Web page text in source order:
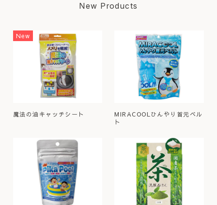
New Products
New
魔法の油キャッチシート
MIRACOOLひんやり首元ベル
ト